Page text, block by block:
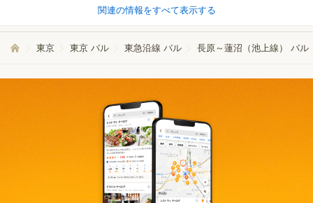
関連の情報をすべて表示する
東京 東京 バル 東急沿線 バル 長原～蓮沼（池上線） バル